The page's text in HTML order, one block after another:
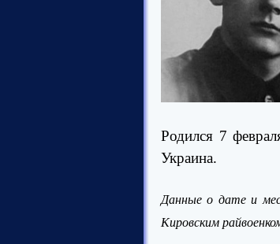
Родился 7
Украина.
Данные о дате и
Кировским